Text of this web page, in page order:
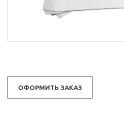
ОФОРМИТЬ ЗАКАЗ